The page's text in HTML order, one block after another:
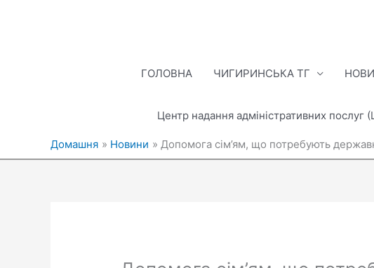
ГОЛОВНА ЧИГИРИНСЬКА ТГ
Центр надання адміністративних послуг
Домашня Новини Допомога сім’ям, що потребують